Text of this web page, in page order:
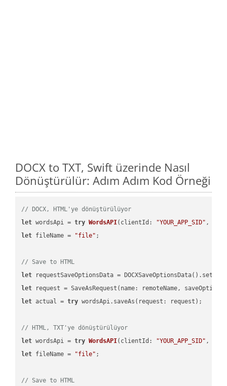
DOCX to TXT, Swift üzerinde Nasıl
Dönüştürülür: Adım Adım Kod Örneği
// DOCX, HTML'ye dönüştürülüyor
let wordsApi = try WordsAPI( clientId: "YOUR_APP_SID" ,
let fileName = "file" ;
// Save to HTML
let requestSaveOptionsData =
let request = SaveAsRequest(name: remoteName,
let actual = try wordsApi.saveAs(request: request);
// HTML, TXT'ye dönüştürülüyor
let wordsApi = try WordsAPI( clientId: "YOUR_APP_SID" ,
let fileName = "file" ;
// Save to HTML